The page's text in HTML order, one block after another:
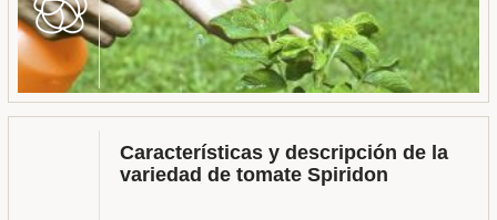
Características y descripción de la
variedad de tomate Spiridon